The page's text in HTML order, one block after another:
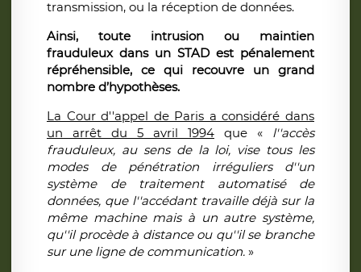
transmission, ou la réception de données.
Ainsi, toute intrusion ou maintien
frauduleux dans un STAD est pénalement
répréhensible, ce qui recouvre un grand
nombre d’hypothèses.
La Cour d''appel de Paris a considéré dans
un arrêt du 5 avril 1994 que « l''accès
frauduleux, au sens de la loi, vise tous les
modes de pénétration irréguliers d''un
système de traitement automatisé de
données, que l''accédant travaille déjà sur la
même machine mais à un autre système,
qu''il procède à distance ou qu''il se branche
sur une ligne de communication. »